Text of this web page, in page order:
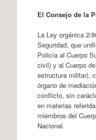
El Consejo de la
La Ley orgánica 2/
Seguridad, que
Policía al Cuerpo
civil) y al Cuerpo
estructura militar),
órgano de
conflicto, sin
en materias
miembros del
Nacional.